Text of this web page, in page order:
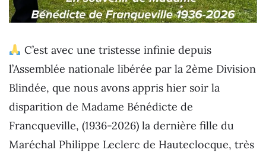
C’est avec une tristesse infinie depuis
l’Assemblée nationale libérée par la 2ème Division
Blindée, que nous avons appris hier soir la
disparition de Madame Bénédicte de
Francqueville, (1936-2026) la dernière fille du
Maréchal Philippe Leclerc de Hauteclocque, très